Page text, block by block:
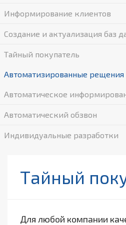
Информирование клиентов
Создание и актуализация баз
Тайный покупатель
Автоматизированные рещения
Автоматическое
Автоматический обзвон
Индивидуальные разработки
Тайный
Для любой компании